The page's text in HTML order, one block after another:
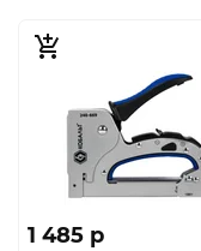
1 485 p